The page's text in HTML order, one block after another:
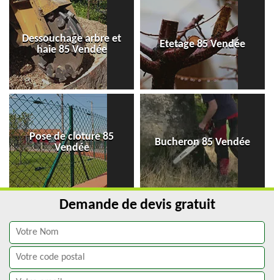
Dessouchage arbre et
haie 85 Vendée
Etetage 85 Vendée
Pose de cloture 85
Vendée
Bucheron 85 Vendée
Demande de devis gratuit